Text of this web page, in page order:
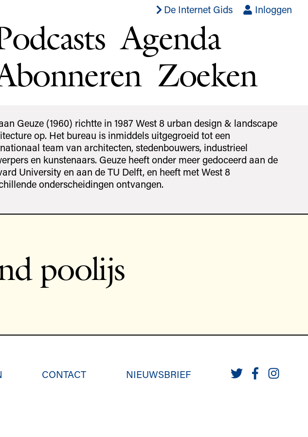
De Internet Gids Inloggen
Agenda
Zoeken
Geuze (1960) richtte in 1987 West 8 urban design & landscape
op. Het bureau is inmiddels uitgegroeid tot een
team van architecten, stedenbouwers, industrieel
en kunstenaars. Geuze heeft onder meer gedoceerd aan de
University en aan de TU Delft, en heeft met West 8
onderscheidingen ontvangen.
poolijs
CONTACT NIEUWSBRIEF